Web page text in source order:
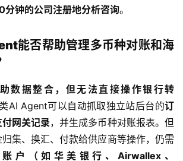
分钟的公司注册地分析咨询。
能否帮助管理多币种对账和海
数据整合，但无法直接操作银行转
AI Agent可以自动抓取独立站后台的订
网关记录，并生成多币种对账报表。但
集、换汇、付款给供应商等操作，仍需
户（如华美银行、Airwallex、